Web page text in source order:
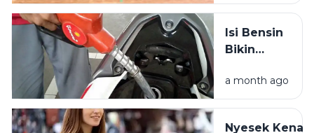
Lengkap
Istilah IPO
Isi Bensin
Bikin
Rahasia
Hemat
a month ago
Nyesek Kena